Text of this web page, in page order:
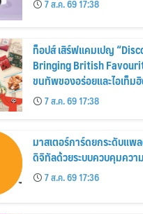
7 ส.ค. 69 17:38
ท็อปส์ เสิร์ฟแคมเปญ
Bringing British
ขนทัพของอร่อยและไอเท็ม
อาณาจักร ส่งตรงถึงมือตั้งแ
สิงหาคมนี้
7 ส.ค. 69 17:38
มาสเตอร์การ์ดยกระดับแ
ดิจิทัลด้วยระบบควบคุมคว
7 ส.ค. 69 17:36